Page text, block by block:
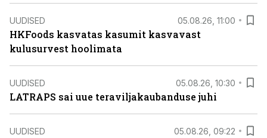
UUDISED 05.08.26, 11:00
HKFoods kasvatas kasumit kasvavast
kulusurvest hoolimata
UUDISED 05.08.26, 10:30
LATRAPS sai uue teraviljakaubanduse juhi
UUDISED 05.08.26, 09:22